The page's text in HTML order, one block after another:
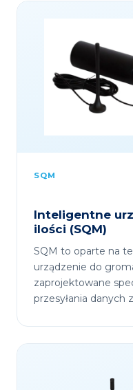
SQM
Inteligentne
ilości (SQM)
SQM to oparte na
urządzenie do
zaprojektowane
przesyłania danych